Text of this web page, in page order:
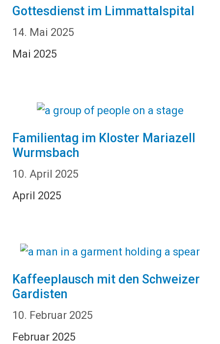
Gottesdienst im Limmattalspital
14. Mai 2025
Mai 2025
Familientag im Kloster Mariazell
Wurmsbach
10. April 2025
April 2025
Kaffeeplausch mit den Schweizer
Gardisten
10. Februar 2025
Februar 2025